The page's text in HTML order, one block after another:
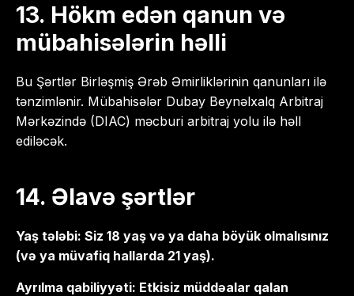
13. Hökm edən qanun və
mübahisələrin həlli
Bu Şərtlər Birləşmiş Ərəb Əmirliklərinin qanunları ilə
tənzimlənir. Mübahisələr Dubay Beynəlxalq Arbitraj
Mərkəzində (DIAC) məcburi arbitraj yolu ilə həll
ediləcək.
14. Əlavə şərtlər
Yaş tələbi: Siz 18 yaş və ya daha böyük olmalısınız
(və ya müvafiq hallarda 21 yaş).
Ayrılma qabiliyyəti: Etkisiz müddəalar qalan